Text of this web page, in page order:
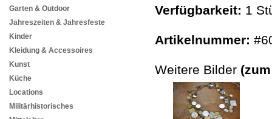
Garten & Outdoor
Jahreszeiten & Jahresfeste
Kinder
Kleidung & Accessoires
Kunst
Küche
Locations
Militärhistorisches
Verfügbarkeit: 1
Artikelnummer:
Weitere Bilder